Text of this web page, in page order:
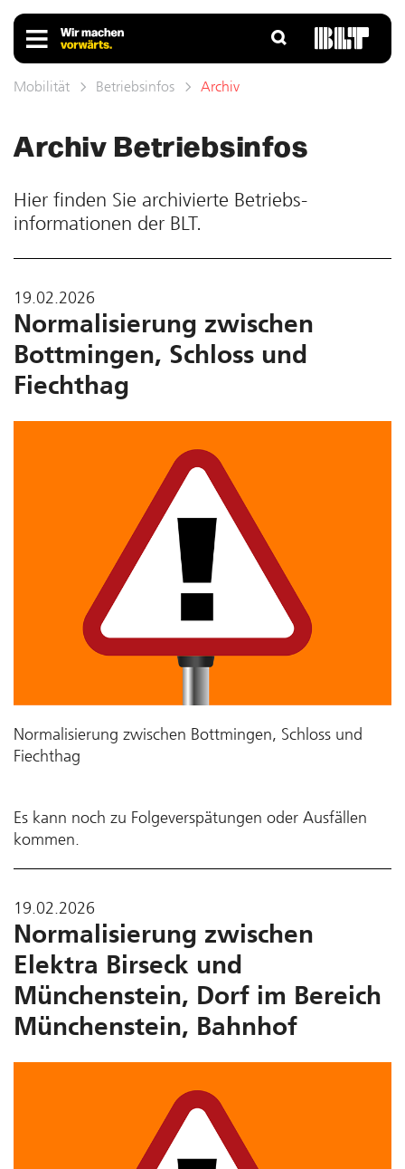
Mobilität Betriebsinfos Archiv
Archiv Betriebs­infos
Hier finden Sie ar­chivierte Betriebs­
informationen der BLT.
19.02.2026
Normalisierung zwischen
Bottmingen, Schloss und
Fiechthag
Normalisierung zwischen Bottmingen, Schloss und
Fiechthag
Es kann noch zu Folgeverspätungen oder Ausfällen
kommen.
19.02.2026
Normalisierung zwischen
Elektra Birseck und
Münchenstein, Dorf im Bereich
Münchenstein, Bahnhof